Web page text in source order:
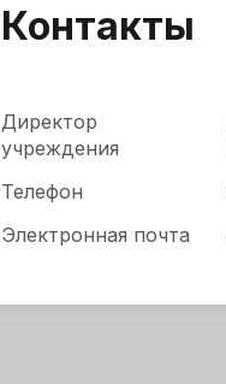
Контакты
Директор
учреждения
Телефон
Электронная почта